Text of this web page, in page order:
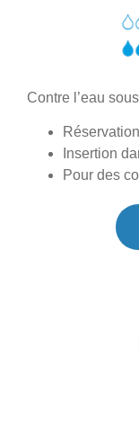
Contre l’eau
Insertion
Pour des